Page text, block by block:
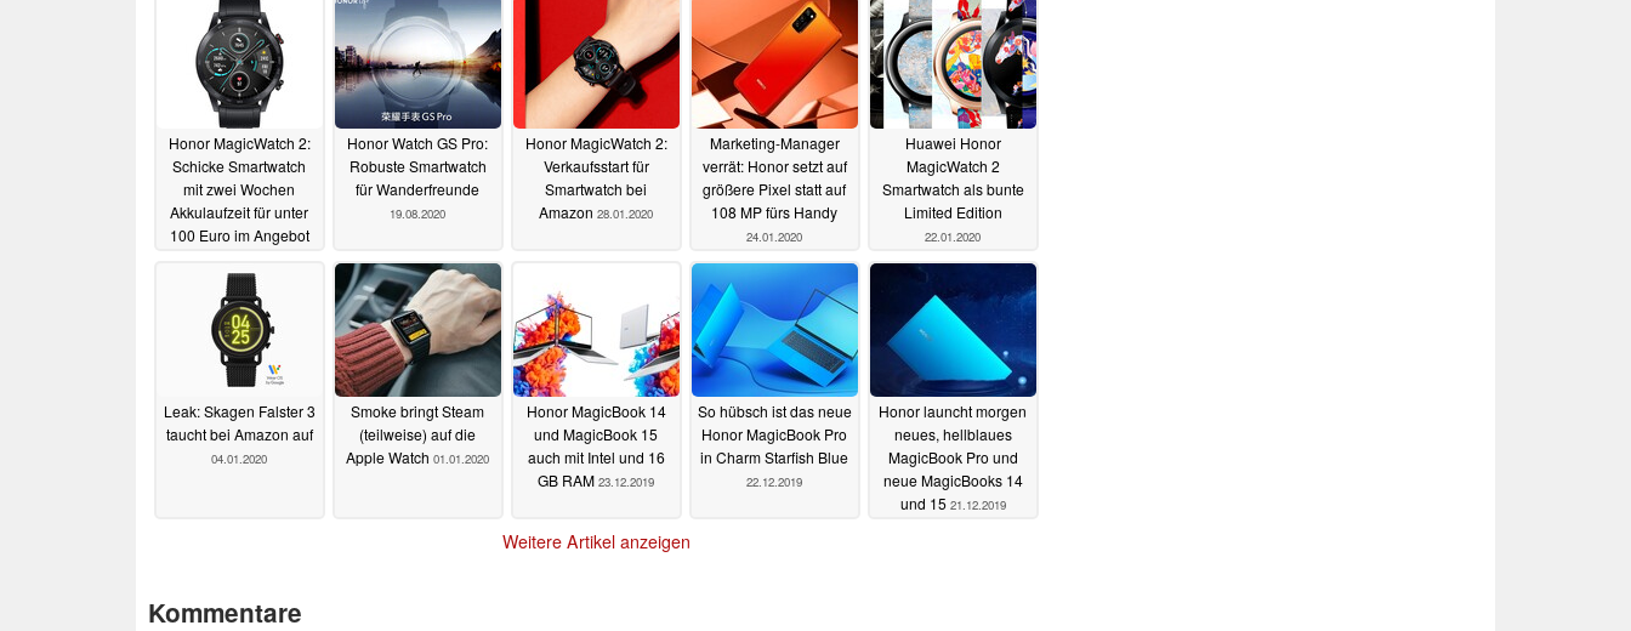
Honor MagicWatch 2:
Schicke Smartwatch
mit zwei Wochen
Akkulaufzeit für unter
100 Euro im Angebot
Honor Watch GS Pro:
Robuste Smartwatch
für Wanderfreunde
19.08.2020
Honor MagicWatch 2:
Verkaufsstart für
Smartwatch bei
Amazon 28.01.2020
Marketing-Manager
verrät: Honor setzt auf
größere Pixel statt auf
108 MP fürs Handy
24.01.2020
Huawei Honor
MagicWatch 2
Smartwatch als bunte
Limited Edition
22.01.2020
Leak: Skagen Falster 3
taucht bei Amazon auf
04.01.2020
Smoke bringt Steam
(teilweise) auf die
Apple Watch 01.01.2020
Honor MagicBook 14
und MagicBook 15
auch mit Intel und 16
GB RAM 23.12.2019
So hübsch ist das neue
Honor MagicBook Pro
in Charm Starfish Blue
22.12.2019
Honor launcht morgen
neues, hellblaues
MagicBook Pro und
neue MagicBooks 14
und 15 21.12.2019
Weitere Artikel anzeigen
Kommentare